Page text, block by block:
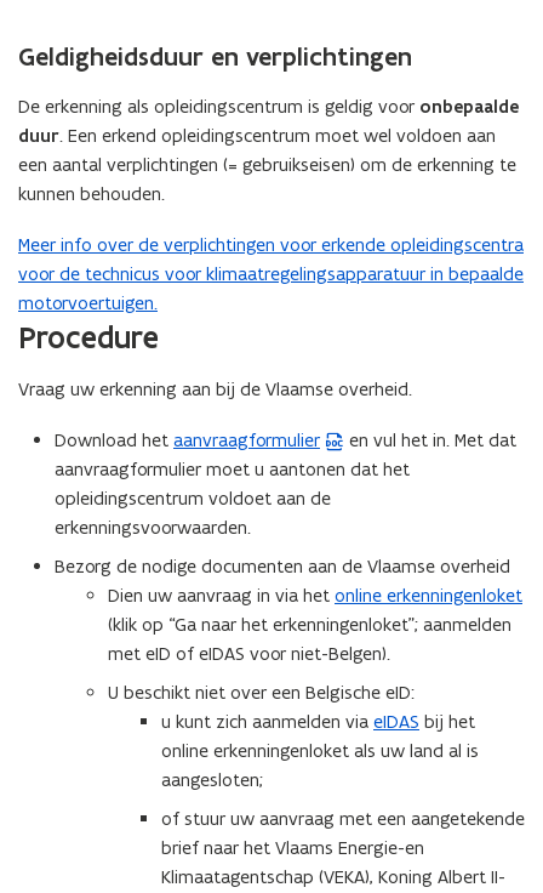
e
t
i
n
e
u
n
t
e
Geldigheidsduur en verplichtingen
De erkenning als opleidingscentrum is geldig voor onbepaalde
duur. Een erkend opleidingscentrum moet wel voldoen aan
een aantal verplichtingen (= gebruikseisen) om de erkenning te
kunnen behouden.
Meer info over de verplichtingen voor erkende opleidingscentra
voor de technicus voor klimaatregelingsapparatuur in bepaalde
motorvoertuigen.​​​​​​
Procedure
Vraag uw erkenning aan bij de Vlaamse overheid.
Download het aanvraagformulier
(
W
o
r
d
b
e
s
a
n
d
o
p
e
n
en vul het in. Met dat
aanvraagformulier moet u aantonen dat het
opleidingscentrum voldoet aan de
erkenningsvoorwaarden.
Bezorg de nodige documenten aan de Vlaamse overheid
Dien uw aanvraag in via het online erkenningenloket
(klik op “Ga naar het erkenningenloket”; aanmelden
met eID of eIDAS voor niet-Belgen).
U beschikt niet over een Belgische eID:
u kunt zich aanmelden via eIDAS bij het
online erkenningenloket als uw land al is
aangesloten;
of stuur uw aanvraag met een aangetekende
brief naar het Vlaams Energie-en
Klimaatagentschap (VEKA), Koning Albert II-